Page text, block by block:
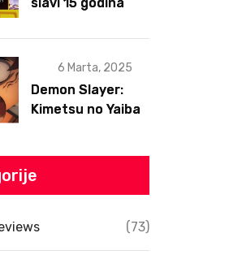
6 Marta, 2025
Demon Slayer:
Kimetsu no Yaiba
(73)